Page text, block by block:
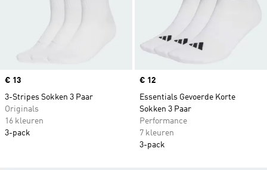
Price
€ 13
3-Stripes Sokken 3 Paar
Originals
16 kleuren
3-pack
Price
€ 12
Essentials Gevoerde Korte
Sokken 3 Paar
Performance
7 kleuren
3-pack